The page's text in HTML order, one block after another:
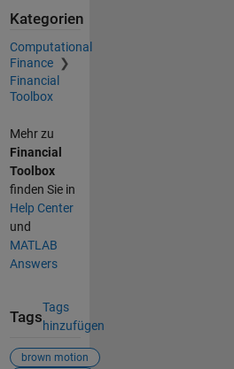
Kategorien
Computational
Finance
Financial
Toolbox
Mehr zu
Financial
Toolbox
finden Sie in
Help Center
und
MATLAB
Answers
Tags
Tags
hinzufügen
brown motion